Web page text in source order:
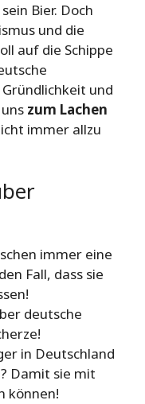
Bier. Doch
und die
auf die Schippe
und
zum Lachen
immer allzu
immer eine
Fall, dass sie
deutsche
in Deutschland
Damit sie mit
können!